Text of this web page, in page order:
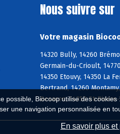
possible, Biocoop utilise des
une navigation personnalisée en
En savoir plus
Nous suivre sur
Votre magasin
14320 Bully, 14260
Germain-du-Crioult,
14350 Etouvy, 14350 La
Bertrand, 14260
Besaces, 14350 St-